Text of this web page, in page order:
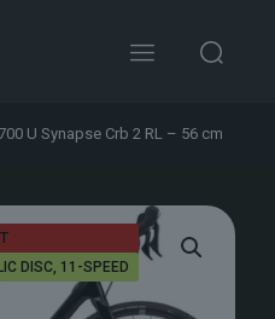
U Synapse Crb 2 RL – 56 cm
DISC, 11-SPEED